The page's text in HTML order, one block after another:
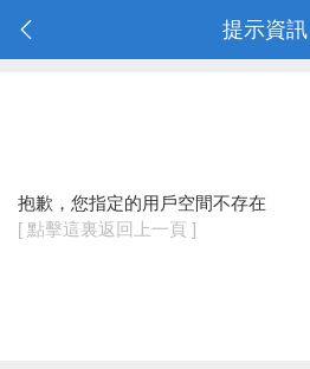
提示資訊
抱歉，您指定的用戶空間不存在
[ 點擊這裏返回上一頁 ]